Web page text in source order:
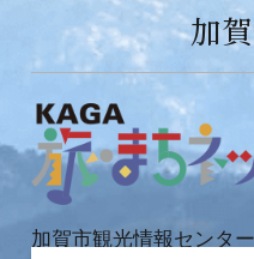
加
加賀市観光情報センタ